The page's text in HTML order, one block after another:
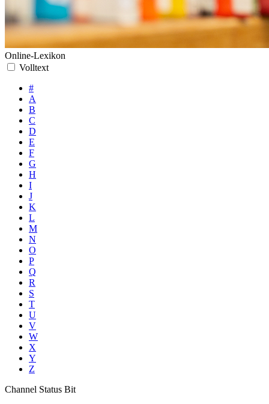
Online-Lexikon
Volltext
#
A
B
C
D
E
F
G
H
I
J
K
L
M
N
O
P
Q
R
S
T
U
V
W
X
Y
Z
Channel Status Bit